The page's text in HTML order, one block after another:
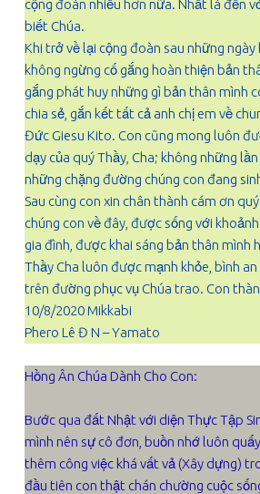
cộng đoàn nhiều hơn nữa. Nhất là đến
biết Chúa.
Khi trở về lại cộng đoàn sau những ngày
không ngừng cố gắng hoàn thiện bản
gắng phát huy những gì bản thân mình
chia sẻ, gắn kết tất cả anh chị em về
Đức Giesu Kito. Con cũng mong luôn
dạy của quý Thầy, Cha; không những
những chặng đường chúng con đang
Sau cùng con xin chân thành cám ơn
chúng con về đây, được sống với
gia đình, được khai sáng bản thân mình
Thầy Cha luôn được mạnh khỏe, bình
trên đường phục vụ Chúa trao. Con
10/8/2020 Mikkabi
Phero Lê Đ N – Yamato
Hồng Ân Chúa Dành Cho Con:
Bước qua đất Nhật với diện Thực Tập
mình nên sự cô đơn, buồn nhớ luôn
thêm công việc khá vất vả (Xây dựng)
đầu tiên con thật chán chường cuộc